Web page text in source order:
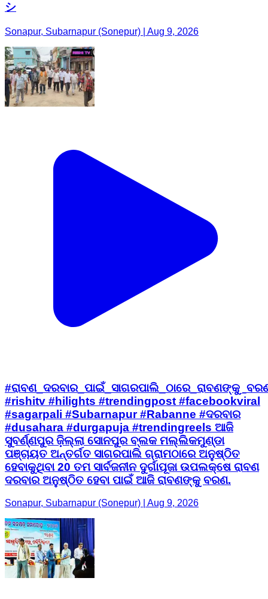
シ
Sonapur, Subarnapur (Sonepur) | Aug 9, 2026
#rishitv #hilights #trendingpost #facebookviral
#sagarpali #Subarnapur #Rabanne #ଦରବାର
#dusahara #durgapuja #trendingreels ଆଜି
ସୁବର୍ଣ୍ଣପୁର ଜ଼ିଲ୍ଲା ସୋନପୁର ବ୍ଲକ ମଲ୍ଲିକମୁଣ୍ଡା
ପଞ୍ଚାୟତ ଅନ୍ତର୍ଗତ ସାଗରପାଲି ଗ୍ରାମଠାରେ ଅନୁଷ୍ଠିତ
ହେବାକୁଥିବା 20 ତମ ସାର୍ବଜନୀନ ଦୁର୍ଗାପୂଜା ଉପଲକ୍ଷେ ରାବଣ
ଦରବାର ଅନୁଷ୍ଠିତ ହେବା ପାଇଁ ଆଜି ରାବଣଙ୍କୁ ବରଣ.
Sonapur, Subarnapur (Sonepur) | Aug 9, 2026